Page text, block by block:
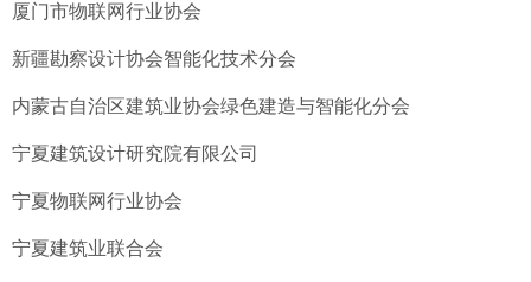
厦门市物联网行业协会
新疆勘察设计协会智能化技术分会
内蒙古自治区建筑业协会绿色建造与智能化分会
宁夏建筑设计研究院有限公司
宁夏物联网行业协会
宁夏建筑业联合会